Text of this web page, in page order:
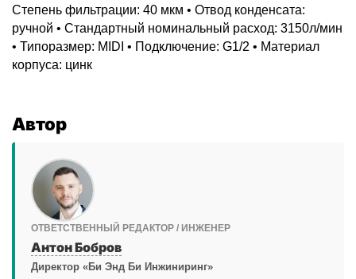
Степень фильтрации: 40 мкм • Отвод конденсата:
ручной • Стандартный номинальный расход: 3150л/мин
• Типоразмер: MIDI • Подключение: G1/2 • Материал
корпуса: цинк
Автор
ОТВЕТСТВЕННЫЙ РЕДАКТОР / ИНЖЕНЕР
Антон Бобров
Директор «Би Энд Би Инжиниринг»